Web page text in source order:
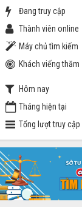
Đang truy cập
Thành viên online
Máy chủ tìm kiếm
Khách viếng thăm
Hôm nay
Tháng hiện tại
Tổng lượt truy cập